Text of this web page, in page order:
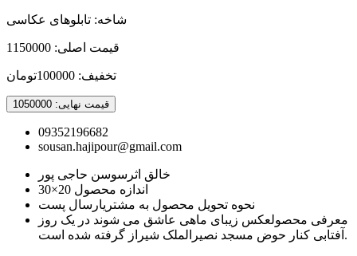
شاخه: تابلوهای عکاسی
قیمت اصلی: 1150000
تخفیف: 100000تومان
قیمت نهایی: 1050000
09352196682
sousan.hajipour@gmail.com
خالق اثر سوسن حاجی پور
اندازه محصول 20×30
نحوه تحویل محصول به مشتریارسال پست
معرفی محصولعکس زیبای ماهی عاشق می شوند در یک روز
آفتابی کنار حوض مسجد نصیرالملک شیراز گرفته شده است.